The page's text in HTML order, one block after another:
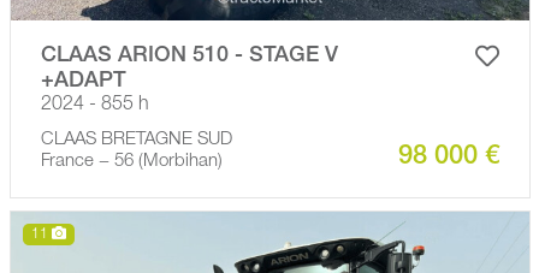
CLAAS ARION 510 - STAGE V
+ADAPT
2024 - 855 h
CLAAS BRETAGNE SUD
France − 56 (Morbihan)
98 000 €
11